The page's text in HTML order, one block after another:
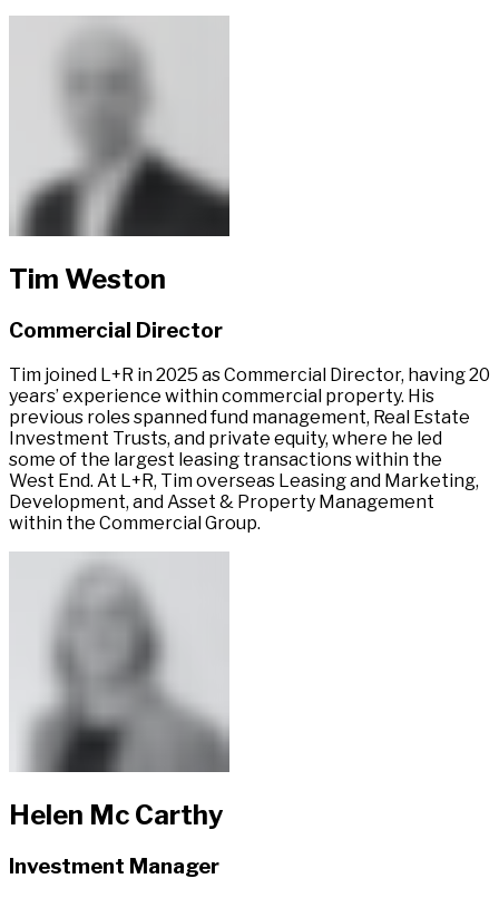
Tim Weston​​​​‌ ‍ ​‍​‍‌‍ ‌ ​‍‌‍‍‌‌‍‌ ‌‍‍‌‌‍ ‍​‍​‍​ ‍‍​‍​‍‌ ​ ‌‍​‌‌‍ ‍‌‍‍‌‌ ‌​‌ ‍‌​‍ ‍‌‍‍‌‌‍ ​‍​‍​‍ ​​‍​‍‌‍‍​‌ ​‍‌‍‌‌‌‍‌‍​‍​‍​ ‍‍​‍​‍‌‍‍​‌ ‌​‌ ‌​‌ ​​‌ ​ ​ ‍‍​‍ ​‍ ‌‍ ​​‍ ‌‌‍​‌‌‍ ‍‌‍‌​​‍ ‌‌ ​‍​‍ ‌‌‍‍​‌‍ ‌ ‌​‌‍‌‌‌‍ ​‌ ​ ​‍ ‌‌ ​ ‌ ‌​‌ ‌‌‌‍‌​‌‍‍‌‌‍ ​‍ ‍‌ ‌‍‌‍‌‌‌ ​‍‌‍​ ‌‍‌‌‌‍ ​​‍ ‍‌‍​‌‌ ​​‌ ​​​‍ ‌‍‍‌‌‍ ‍‌ ‌​‌‍‌‌‌‍ ‍‌ ‌​​‍ ‌‍‌‌‌‍‌​‌‍‍‌‌ ‌​​‍ ‌‍ ‌‌‍ ‌‍‌​‌‍‌‌​ ‌‌ ​​‌ ​‍‌‍‌‌‌ ​ ‌‍‌‌‌‍ ‍‌ ‌​‌‍​‌‌ ‌​‌‍‍‌‌‍ ‌‍ ‍​ ‍ ‌‍‍‌‌‍‌​​ ‌​ ​‌​ ‍​​ ‌ ​ ‌​​ ​ ​ ‍‌‌‍‌​​ ​‍​‍ ‌​ ‍​‌‍​‌‌‍​ ​ ‌​​‍ ‌​ ‌​​ ‌‌‌‍​‍​ ‍‌​‍ ‌‌‍​‌‌‍‌‍​ ‌ ‌‍‌‍​‍ ‌​ ​​‌‍​ ‌‍​‌​ ‌‍​ ​‍​ ‌​​ ​​‌‍​‍‌‍​ ​ ‌‍​ ‌‌​ ​​​ ‍ ‌ ‌​‌ ‍‌‌ ​​‌‍‌‌​ ‌‌‍​ ‌‍ ‌ ​‍‌ ​​‌‍ ‌ ​‍‌‍​‌‌ ‌​‌‍‌‌‌‌‌​‌‍‌‌‌‍​‌‌‍ ‌‌​ ‌‌‍‌‌‌‍ ‌‌‍​‍‌‍‌‌‌ ​‍​ ‍ ‌ ​​‌‍​‌‌ ‌​‌‍‍​​ ‌‌‍ ‍‌‍​‌‌‍ ‌‌‍‌‌​ ‌‍​‍‌‍​‌‌ ​ ‌‍‌‌‌‌‌‌‌ ​‍‌‍ ​​ ‌‌‍‍​‌ ‌​‌ ‌​‌ ​​‌ ​ ​‍‌‌​ ​ ‌​​‌​‍‌‌​ ​‍‌​‌‍​‍‌‌​ ​‍‌​‌‍‌‍ ​​‍ ‌‌‍​‌‌‍ ‍‌‍‌​​‍ ‌‌ ​‍​‍ ‌‌‍‍​‌‍ ‌ ‌​‌‍‌‌‌‍ ​‌ ​ ​‍ ‌‌ ​ ‌ ‌​‌ ‌‌‌‍‌​‌‍‍‌‌‍ ​‍ ‍‌ ‌‍‌‍‌‌‌ ​‍‌‍​ ‌‍‌‌‌‍ ​​‍ ‍‌‍​‌‌ ​​‌ ​​​‍‌‍‌‍‍‌‌‍‌​​ ‌​ ​‌​ ‍​​ ‌ ​ ‌​​ ​ ​ ‍‌‌‍‌​​ ​‍​‍ ‌​ ‍​‌‍​‌‌‍​ ​ ‌​​‍ ‌​ ‌​​ ‌‌‌‍​‍​ ‍‌​‍ ‌‌‍​‌‌‍‌‍​ ‌ ‌‍‌‍​‍ ‌​ ​​‌‍​ ‌‍​‌​ ‌‍​ ​‍​ ‌​​ ​​‌‍​‍‌‍​ ​ ‌‍​ ‌‌​ ​​​‍‌‍‌ ‌​‌ ‍‌‌ ​​‌‍‌‌​ ‌‌‍​ ‌‍ ‌ ​‍‌ ​​‌‍ ‌ ​‍‌‍​‌‌ ‌​‌‍‌‌‌‌‌​‌‍‌‌‌‍​‌‌‍ ‌‌​ ‌‌‍‌‌‌‍ ‌‌‍​‍‌‍‌‌‌ ​‍​‍‌‍‌ ​​‌‍​‌‌ ‌​‌‍‍​​ ‌‌‍ ‍‌‍​‌‌‍ ‌‌‍‌‌​‍‌‍‌ ​​‌‍‌‌‌ ​‍‌ ​ ‌ ​​‌‍‌‌‌‍​ ‌ ‌​‌‍‍‌‌ ‌‍‌‍‌‌​ ‌‌ ​​‌ ‌‌‌‍​‍‌‍ ​‌‍‍‌‌ ​ ‌‍‍​‌‍‌‌‌‍‌​​‍​‍‌ ‌
Commercial Director​​​​‌ ‍ ​‍​‍‌‍ ‌ ​‍‌‍‍‌‌‍‌ ‌‍‍‌‌‍ ‍​‍​‍​ ‍‍​‍​‍‌ ​ ‌‍​‌‌‍ ‍‌‍‍‌‌ ‌​‌ ‍‌​‍ ‍‌‍‍‌‌‍ ​‍​‍​‍ ​​‍​‍‌‍‍​‌ ​‍‌‍‌‌‌‍‌‍​‍​‍​ ‍‍​‍​‍‌‍‍​‌ ‌​‌ ‌​‌ ​​‌ ​ ​ ‍‍​‍ ​‍ ‌‍ ​​‍ ‌‌‍​‌‌‍ ‍‌‍‌​​‍ ‌‌ ​‍​‍ ‌‌‍‍​‌‍ ‌ ‌​‌‍‌‌‌‍ ​‌ ​ ​‍ ‌‌ ​ ‌ ‌​‌ ‌‌‌‍‌​‌‍‍‌‌‍ ​‍ ‍‌ ‌‍‌‍‌‌‌ ​‍‌‍​ ‌‍‌‌‌‍ ​​‍ ‍‌‍​‌‌ ​​‌ ​​​‍ ‌‍‍‌‌‍ ‍‌ ‌​‌‍‌‌‌‍ ‍‌ ‌​​‍ ‌‍‌‌‌‍‌​‌‍‍‌‌ ‌​​‍ ‌‍ ‌‌‍ ‌‍‌​‌‍‌‌​ ‌‌ ​​‌ ​‍‌‍‌‌‌ ​ ‌‍‌‌‌‍ ‍‌ ‌​‌‍​‌‌ ‌​‌‍‍‌‌‍ ‌‍ ‍​ ‍ ‌‍‍‌‌‍‌​​ ‌​ ​‌​ ‍​​ ‌ ​ ‌​​ ​ ​ ‍‌‌‍‌​​ ​‍​‍ ‌​ ‍​‌‍​‌‌‍​ ​ ‌​​‍ ‌​ ‌​​ ‌‌‌‍​‍​ ‍‌​‍ ‌‌‍​‌‌‍‌‍​ ‌ ‌‍‌‍​‍ ‌​ ​​‌‍​ ‌‍​‌​ ‌‍​ ​‍​ ‌​​ ​​‌‍​‍‌‍​ ​ ‌‍​ ‌‌​ ​​​ ‍ ‌ ‌​‌ ‍‌‌ ​​‌‍‌‌​ ‌‌‍​ ‌‍ ‌ ​‍‌ ​​‌‍ ‌ ​‍‌‍​‌‌ ‌​‌‍‌‌‌‌‌​‌‍‌‌‌‍​‌‌‍ ‌‌​ ‌‌‍‌‌‌‍ ‌‌‍​‍‌‍‌‌‌ ​‍​ ‍ ‌ ​​‌‍​‌‌ ‌​‌‍‍​​ ‌‌ ​‍‌‍ ‌‍ ​‌‍‌‌​ ‌‍​‍‌‍​‌‌ ​ ‌‍‌‌‌‌‌‌‌ ​‍‌‍ ​​ ‌‌‍‍​‌ ‌​‌ ‌​‌ ​​‌ ​ ​‍‌‌​ ​ ‌​​‌​‍‌‌​ ​‍‌​‌‍​‍‌‌​ ​‍‌​‌‍‌‍ ​​‍ ‌‌‍​‌‌‍ ‍‌‍‌​​‍ ‌‌ ​‍​‍ ‌‌‍‍​‌‍ ‌ ‌​‌‍‌‌‌‍ ​‌ ​ ​‍ ‌‌ ​ ‌ ‌​‌ ‌‌‌‍‌​‌‍‍‌‌‍ ​‍ ‍‌ ‌‍‌‍‌‌‌ ​‍‌‍​ ‌‍‌‌‌‍ ​​‍ ‍‌‍​‌‌ ​​‌ ​​​‍‌‍‌‍‍‌‌‍‌​​ ‌​ ​‌​ ‍​​ ‌ ​ ‌​​ ​ ​ ‍‌‌‍‌​​ ​‍​‍ ‌​ ‍​‌‍​‌‌‍​ ​ ‌​​‍ ‌​ ‌​​ ‌‌‌‍​‍​ ‍‌​‍ ‌‌‍​‌‌‍‌‍​ ‌ ‌‍‌‍​‍ ‌​ ​​‌‍​ ‌‍​‌​ ‌‍​ ​‍​ ‌​​ ​​‌‍​‍‌‍​ ​ ‌‍​ ‌‌​ ​​​‍‌‍‌ ‌​‌ ‍‌‌ ​​‌‍‌‌​ ‌‌‍​ ‌‍ ‌ ​‍‌ ​​‌‍ ‌ ​‍‌‍​‌‌ ‌​‌‍‌‌‌‌‌​‌‍‌‌‌‍​‌‌‍ ‌‌​ ‌‌‍‌‌‌‍ ‌‌‍​‍‌‍‌‌‌ ​‍​‍‌‍‌ ​​‌‍​‌‌ ‌​‌‍‍​​ ‌‌ ​‍‌‍ ‌‍ ​‌‍‌‌​‍‌‍‌ ​​‌‍‌‌‌ ​‍‌ ​ ‌ ​​‌‍‌‌‌‍​ ‌ ‌​‌‍‍‌‌ ‌‍‌‍‌‌​ ‌‌ ​​‌ ‌‌‌‍​‍‌‍ ​‌‍‍‌‌ ​ ‌‍‍​‌‍‌‌‌‍‌​​‍​‍‌ ‌
Tim joined L+R in 2025 as Commercial Director, having 20
years’ experience within commercial property. His
previous roles spanned fund management, Real Estate
Investment Trusts, and private equity, where he led
some of the largest leasing transactions within the
West End. At L+R, Tim overseas Leasing and Marketing,
Development, and Asset & Property Management
within the Commercial Group.​​​​‌ ‍ ​‍​‍‌‍ ‌ ​‍‌‍‍‌‌‍‌ ‌‍‍‌‌‍ ‍​‍​‍​ ‍‍​‍​‍‌ ​ ‌‍​‌‌‍ ‍‌‍‍‌‌ ‌​‌ ‍‌​‍ ‍‌‍‍‌‌‍ ​‍​‍​‍ ​​‍​‍‌‍‍​‌ ​‍‌‍‌‌‌‍‌‍​‍​‍​ ‍‍​‍​‍‌‍‍​‌ ‌​‌ ‌​‌ ​​‌ ​ ​ ‍‍​‍ ​‍ ‌‍ ​​‍ ‌‌‍​‌‌‍ ‍‌‍‌​​‍ ‌‌ ​‍​‍ ‌‌‍‍​‌‍ ‌ ‌​‌‍‌‌‌‍ ​‌ ​ ​‍ ‌‌ ​ ‌ ‌​‌ ‌‌‌‍‌​‌‍‍‌‌‍ ​‍ ‍‌ ‌‍‌‍‌‌‌ ​‍‌‍​ ‌‍‌‌‌‍ ​​‍ ‍‌‍​‌‌ ​​‌ ​​​‍ ‌‍‍‌‌‍ ‍‌ ‌​‌‍‌‌‌‍ ‍‌ ‌​​‍ ‌‍‌‌‌‍‌​‌‍‍‌‌ ‌​​‍ ‌‍ ‌‌‍ ‌‍‌​‌‍‌‌​ ‌‌ ​​‌ ​‍‌‍‌‌‌ ​ ‌‍‌‌‌‍ ‍‌ ‌​‌‍​‌‌ ‌​‌‍‍‌‌‍ ‌‍ ‍​ ‍ ‌‍‍‌‌‍‌​​ ‌​ ​‌​ ‍​​ ‌ ​ ‌​​ ​ ​ ‍‌‌‍‌​​ ​‍​‍ ‌​ ‍​‌‍​‌‌‍​ ​ ‌​​‍ ‌​ ‌​​ ‌‌‌‍​‍​ ‍‌​‍ ‌‌‍​‌‌‍‌‍​ ‌ ‌‍‌‍​‍ ‌​ ​​‌‍​ ‌‍​‌​ ‌‍​ ​‍​ ‌​​ ​​‌‍​‍‌‍​ ​ ‌‍​ ‌‌​ ​​​ ‍ ‌ ‌​‌ ‍‌‌ ​​‌‍‌‌​ ‌‌‍​ ‌‍ ‌ ​‍‌ ​​‌‍ ‌ ​‍‌‍​‌‌ ‌​‌‍‌‌‌‌‌​‌‍‌‌‌‍​‌‌‍ ‌‌​ ‌‌‍‌‌‌‍ ‌‌‍​‍‌‍‌‌‌ ​‍​ ‍ ‌ ​​‌‍​‌‌ ‌​‌‍‍​​ ‌‌‍​‍‌‍‍‌‌‍ ​ ‌‍​‍‌‍​‌‌ ​ ‌‍‌‌‌‌‌‌‌ ​‍‌‍ ​​ ‌‌‍‍​‌ ‌​‌ ‌​‌ ​​‌ ​ ​‍‌‌​ ​ ‌​​‌​‍‌‌​ ​‍‌​‌‍​‍‌‌​ ​‍‌​‌‍‌‍ ​​‍ ‌‌‍​‌‌‍ ‍‌‍‌​​‍ ‌‌ ​‍​‍ ‌‌‍‍​‌‍ ‌ ‌​‌‍‌‌‌‍ ​‌ ​ ​‍ ‌‌ ​ ‌ ‌​‌ ‌‌‌‍‌​‌‍‍‌‌‍ ​‍ ‍‌ ‌‍‌‍‌‌‌ ​‍‌‍​ ‌‍‌‌‌‍ ​​‍ ‍‌‍​‌‌ ​​‌ ​​​‍‌‍‌‍‍‌‌‍‌​​ ‌​ ​‌​ ‍​​ ‌ ​ ‌​​ ​ ​ ‍‌‌‍‌​​ ​‍​‍ ‌​ ‍​‌‍​‌‌‍​ ​ ‌​​‍ ‌​ ‌​​ ‌‌‌‍​‍​ ‍‌​‍ ‌‌‍​‌‌‍‌‍​ ‌ ‌‍‌‍​‍ ‌​ ​​‌‍​ ‌‍​‌​ ‌‍​ ​‍​ ‌​​ ​​‌‍​‍‌‍​ ​ ‌‍​ ‌‌​ ​​​‍‌‍‌ ‌​‌ ‍‌‌ ​​‌‍‌‌​ ‌‌‍​ ‌‍ ‌ ​‍‌ ​​‌‍ ‌ ​‍‌‍​‌‌ ‌​‌‍‌‌‌‌‌​‌‍‌‌‌‍​‌‌‍ ‌‌​ ‌‌‍‌‌‌‍ ‌‌‍​‍‌‍‌‌‌ ​‍​‍‌‍‌ ​​‌‍​‌‌ ‌​‌‍‍​​ ‌‌‍​‍‌‍‍‌‌‍ ​‍‌‍‌ ​​‌‍‌‌‌ ​‍‌ ​ ‌ ​​‌‍‌‌‌‍​ ‌ ‌​‌‍‍‌‌ ‌‍‌‍‌‌​ ‌‌ ​​‌ ‌‌‌‍​‍‌‍ ​‌‍‍‌‌ ​ ‌‍‍​‌‍‌‌‌‍‌​​‍​‍‌ ‌
Helen Mc Carthy​​​​‌ ‍ ​‍​‍‌‍ ‌ ​‍‌‍‍‌‌‍‌ ‌‍‍‌‌‍ ‍​‍​‍​ ‍‍​‍​‍‌ ​ ‌‍​‌‌‍ ‍‌‍‍‌‌ ‌​‌ ‍‌​‍ ‍‌‍‍‌‌‍ ​‍​‍​‍ ​​‍​‍‌‍‍​‌ ​‍‌‍‌‌‌‍‌‍​‍​‍​ ‍‍​‍​‍‌‍‍​‌ ‌​‌ ‌​‌ ​​‌ ​ ​ ‍‍​‍ ​‍ ‌‍ ​​‍ ‌‌‍​‌‌‍ ‍‌‍‌​​‍ ‌‌ ​‍​‍ ‌‌‍‍​‌‍ ‌ ‌​‌‍‌‌‌‍ ​‌ ​ ​‍ ‌‌ ​ ‌ ‌​‌ ‌‌‌‍‌​‌‍‍‌‌‍ ​‍ ‍‌ ‌‍‌‍‌‌‌ ​‍‌‍​ ‌‍‌‌‌‍ ​​‍ ‍‌‍​‌‌ ​​‌ ​​​‍ ‌‍‍‌‌‍ ‍‌ ‌​‌‍‌‌‌‍ ‍‌ ‌​​‍ ‌‍‌‌‌‍‌​‌‍‍‌‌ ‌​​‍ ‌‍ ‌‌‍ ‌‍‌​‌‍‌‌​ ‌‌ ​​‌ ​‍‌‍‌‌‌ ​ ‌‍‌‌‌‍ ‍‌ ‌​‌‍​‌‌ ‌​‌‍‍‌‌‍ ‌‍ ‍​ ‍ ‌‍‍‌‌‍‌​​ ‌​ ‌‍‌‍​‍​ ‌​‌‍‌​​ ​‍​ ‌ ‌‍​‍​ ‍​​‍ ‌​ ‌‌​ ​ ‌‍​‍​ ‌‍​‍ ‌​ ‌​​ ‌​​ ​‌​ ​​​‍ ‌​ ‍‌‌‍​‌‌‍‌‍​ ‌​​‍ ‌​ ‌ ‌‍‌​‌‍​‍​ ​​‌‍‌‍‌‍​‌​ ​‍​ ​​‌‍‌​​ ‌​​ ‍‌​ ‍‌​ ‍ ‌ ‌​‌ ‍‌‌ ​​‌‍‌‌​ ‌‌‍​ ‌‍ ‌ ​‍‌ ​​‌‍ ‌ ​‍‌‍​‌‌ ‌​‌‍‌‌‌‌‌​‌‍‌‌‌‍​‌‌‍ ‌‌​ ‌‌‍‌‌‌‍ ‌‌‍​‍‌‍‌‌‌ ​‍​ ‍ ‌ ​​‌‍​‌‌ ‌​‌‍‍​​ ‌‌‍ ‍‌‍​‌‌‍ ‌‌‍‌‌​ ‌‍​‍‌‍​‌‌ ​ ‌‍‌‌‌‌‌‌‌ ​‍‌‍ ​​ ‌‌‍‍​‌ ‌​‌ ‌​‌ ​​‌ ​ ​‍‌‌​ ​ ‌​​‌​‍‌‌​ ​‍‌​‌‍​‍‌‌​ ​‍‌​‌‍‌‍ ​​‍ ‌‌‍​‌‌‍ ‍‌‍‌​​‍ ‌‌ ​‍​‍ ‌‌‍‍​‌‍ ‌ ‌​‌‍‌‌‌‍ ​‌ ​ ​‍ ‌‌ ​ ‌ ‌​‌ ‌‌‌‍‌​‌‍‍‌‌‍ ​‍ ‍‌ ‌‍‌‍‌‌‌ ​‍‌‍​ ‌‍‌‌‌‍ ​​‍ ‍‌‍​‌‌ ​​‌ ​​​‍‌‍‌‍‍‌‌‍‌​​ ‌​ ‌‍‌‍​‍​ ‌​‌‍‌​​ ​‍​ ‌ ‌‍​‍​ ‍​​‍ ‌​ ‌‌​ ​ ‌‍​‍​ ‌‍​‍ ‌​ ‌​​ ‌​​ ​‌​ ​​​‍ ‌​ ‍‌‌‍​‌‌‍‌‍​ ‌​​‍ ‌​ ‌ ‌‍‌​‌‍​‍​ ​​‌‍‌‍‌‍​‌​ ​‍​ ​​‌‍‌​​ ‌​​ ‍‌​ ‍‌​‍‌‍‌ ‌​‌ ‍‌‌ ​​‌‍‌‌​ ‌‌‍​ ‌‍ ‌ ​‍‌ ​​‌‍ ‌ ​‍‌‍​‌‌ ‌​‌‍‌‌‌‌‌​‌‍‌‌‌‍​‌‌‍ ‌‌​ ‌‌‍‌‌‌‍ ‌‌‍​‍‌‍‌‌‌ ​‍​‍‌‍‌ ​​‌‍​‌‌ ‌​‌‍‍​​ ‌‌‍ ‍‌‍​‌‌‍ ‌‌‍‌‌​‍‌‍‌ ​​‌‍‌‌‌ ​‍‌ ​ ‌ ​​‌‍‌‌‌‍​ ‌ ‌​‌‍‍‌‌ ‌‍‌‍‌‌​ ‌‌ ​​‌ ‌‌‌‍​‍‌‍ ​‌‍‍‌‌ ​ ‌‍‍​‌‍‌‌‌‍‌​​‍​‍‌ ‌
Investment Manager​​​​‌ ‍ ​‍​‍‌‍ ‌ ​‍‌‍‍‌‌‍‌ ‌‍‍‌‌‍ ‍​‍​‍​ ‍‍​‍​‍‌ ​ ‌‍​‌‌‍ ‍‌‍‍‌‌ ‌​‌ ‍‌​‍ ‍‌‍‍‌‌‍ ​‍​‍​‍ ​​‍​‍‌‍‍​‌ ​‍‌‍‌‌‌‍‌‍​‍​‍​ ‍‍​‍​‍‌‍‍​‌ ‌​‌ ‌​‌ ​​‌ ​ ​ ‍‍​‍ ​‍ ‌‍ ​​‍ ‌‌‍​‌‌‍ ‍‌‍‌​​‍ ‌‌ ​‍​‍ ‌‌‍‍​‌‍ ‌ ‌​‌‍‌‌‌‍ ​‌ ​ ​‍ ‌‌ ​ ‌ ‌​‌ ‌‌‌‍‌​‌‍‍‌‌‍ ​‍ ‍‌ ‌‍‌‍‌‌‌ ​‍‌‍​ ‌‍‌‌‌‍ ​​‍ ‍‌‍​‌‌ ​​‌ ​​​‍ ‌‍‍‌‌‍ ‍‌ ‌​‌‍‌‌‌‍ ‍‌ ‌​​‍ ‌‍‌‌‌‍‌​‌‍‍‌‌ ‌​​‍ ‌‍ ‌‌‍ ‌‍‌​‌‍‌‌​ ‌‌ ​​‌ ​‍‌‍‌‌‌ ​ ‌‍‌‌‌‍ ‍‌ ‌​‌‍​‌‌ ‌​‌‍‍‌‌‍ ‌‍ ‍​ ‍ ‌‍‍‌‌‍‌​​ ‌​ ‌‍‌‍​‍​ ‌​‌‍‌​​ ​‍​ ‌ ‌‍​‍​ ‍​​‍ ‌​ ‌‌​ ​ ‌‍​‍​ ‌‍​‍ ‌​ ‌​​ ‌​​ ​‌​ ​​​‍ ‌​ ‍‌‌‍​‌‌‍‌‍​ ‌​​‍ ‌​ ‌ ‌‍‌​‌‍​‍​ ​​‌‍‌‍‌‍​‌​ ​‍​ ​​‌‍‌​​ ‌​​ ‍‌​ ‍‌​ ‍ ‌ ‌​‌ ‍‌‌ ​​‌‍‌‌​ ‌‌‍​ ‌‍ ‌ ​‍‌ ​​‌‍ ‌ ​‍‌‍​‌‌ ‌​‌‍‌‌‌‌‌​‌‍‌‌‌‍​‌‌‍ ‌‌​ ‌‌‍‌‌‌‍ ‌‌‍​‍‌‍‌‌‌ ​‍​ ‍ ‌ ​​‌‍​‌‌ ‌​‌‍‍​​ ‌‌ ​‍‌‍ ‌‍ ​‌‍‌‌​ ‌‍​‍‌‍​‌‌ ​ ‌‍‌‌‌‌‌‌‌ ​‍‌‍ ​​ ‌‌‍‍​‌ ‌​‌ ‌​‌ ​​‌ ​ ​‍‌‌​ ​ ‌​​‌​‍‌‌​ ​‍‌​‌‍​‍‌‌​ ​‍‌​‌‍‌‍ ​​‍ ‌‌‍​‌‌‍ ‍‌‍‌​​‍ ‌‌ ​‍​‍ ‌‌‍‍​‌‍ ‌ ‌​‌‍‌‌‌‍ ​‌ ​ ​‍ ‌‌ ​ ‌ ‌​‌ ‌‌‌‍‌​‌‍‍‌‌‍ ​‍ ‍‌ ‌‍‌‍‌‌‌ ​‍‌‍​ ‌‍‌‌‌‍ ​​‍ ‍‌‍​‌‌ ​​‌ ​​​‍‌‍‌‍‍‌‌‍‌​​ ‌​ ‌‍‌‍​‍​ ‌​‌‍‌​​ ​‍​ ‌ ‌‍​‍​ ‍​​‍ ‌​ ‌‌​ ​ ‌‍​‍​ ‌‍​‍ ‌​ ‌​​ ‌​​ ​‌​ ​​​‍ ‌​ ‍‌‌‍​‌‌‍‌‍​ ‌​​‍ ‌​ ‌ ‌‍‌​‌‍​‍​ ​​‌‍‌‍‌‍​‌​ ​‍​ ​​‌‍‌​​ ‌​​ ‍‌​ ‍‌​‍‌‍‌ ‌​‌ ‍‌‌ ​​‌‍‌‌​ ‌‌‍​ ‌‍ ‌ ​‍‌ ​​‌‍ ‌ ​‍‌‍​‌‌ ‌​‌‍‌‌‌‌‌​‌‍‌‌‌‍​‌‌‍ ‌‌​ ‌‌‍‌‌‌‍ ‌‌‍​‍‌‍‌‌‌ ​‍​‍‌‍‌ ​​‌‍​‌‌ ‌​‌‍‍​​ ‌‌ ​‍‌‍ ‌‍ ​‌‍‌‌​‍‌‍‌ ​​‌‍‌‌‌ ​‍‌ ​ ‌ ​​‌‍‌‌‌‍​ ‌ ‌​‌‍‍‌‌ ‌‍‌‍‌‌​ ‌‌ ​​‌ ‌‌‌‍​‍‌‍ ​‌‍‍‌‌ ​ ‌‍‍​‌‍‌‌‌‍‌​​‍​‍‌ ‌